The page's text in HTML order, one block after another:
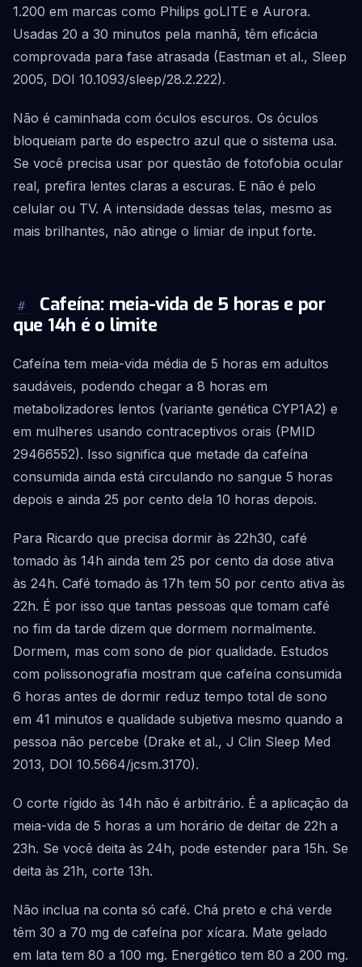
1.200 em marcas como Philips goLITE e Aurora.
Usadas 20 a 30 minutos pela manhã, têm eficácia
comprovada para fase atrasada (Eastman et al., Sleep
2005, DOI 10.1093/sleep/28.2.222).
Não é caminhada com óculos escuros. Os óculos
bloqueiam parte do espectro azul que o sistema usa.
Se você precisa usar por questão de fotofobia ocular
real, prefira lentes claras a escuras. E não é pelo
celular ou TV. A intensidade dessas telas, mesmo as
mais brilhantes, não atinge o limiar de input forte.
#
Cafeína: meia-vida de 5 horas e por
que 14h é o limite
Cafeína tem meia-vida média de 5 horas em adultos
saudáveis, podendo chegar a 8 horas em
metabolizadores lentos (variante genética CYP1A2) e
em mulheres usando contraceptivos orais (PMID
29466552). Isso significa que metade da cafeína
consumida ainda está circulando no sangue 5 horas
depois e ainda 25 por cento dela 10 horas depois.
Para Ricardo que precisa dormir às 22h30, café
tomado às 14h ainda tem 25 por cento da dose ativa
às 24h. Café tomado às 17h tem 50 por cento ativa às
22h. É por isso que tantas pessoas que tomam café
no fim da tarde dizem que dormem normalmente.
Dormem, mas com sono de pior qualidade. Estudos
com polissonografia mostram que cafeína consumida
6 horas antes de dormir reduz tempo total de sono
em 41 minutos e qualidade subjetiva mesmo quando a
pessoa não percebe (Drake et al., J Clin Sleep Med
2013, DOI 10.5664/jcsm.3170).
O corte rígido às 14h não é arbitrário. É a aplicação da
meia-vida de 5 horas a um horário de deitar de 22h a
23h. Se você deita às 24h, pode estender para 15h. Se
deita às 21h, corte 13h.
Não inclua na conta só café. Chá preto e chá verde
têm 30 a 70 mg de cafeína por xícara. Mate gelado
em lata tem 80 a 100 mg. Energético tem 80 a 200 mg.